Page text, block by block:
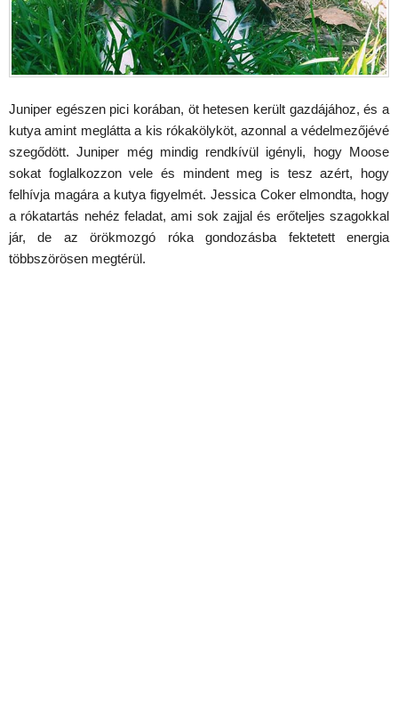
Juniper egészen pici korában, öt hetesen került gazdájához, és a
kutya amint meglátta a kis rókakölyköt, azonnal a védelmezőjévé
szegődött. Juniper még mindig rendkívül igényli, hogy Moose
sokat foglalkozzon vele és mindent meg is tesz azért, hogy
felhívja magára a kutya figyelmét. Jessica Coker elmondta, hogy
a rókatartás nehéz feladat, ami sok zajjal és erőteljes szagokkal
jár, de az örökmozgó róka gondozásba fektetett energia
többszörösen megtérül.